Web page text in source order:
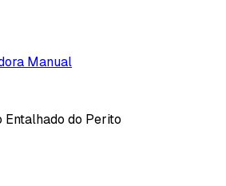
Manual
Entalhado do Perito